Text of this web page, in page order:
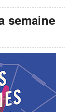
semaine